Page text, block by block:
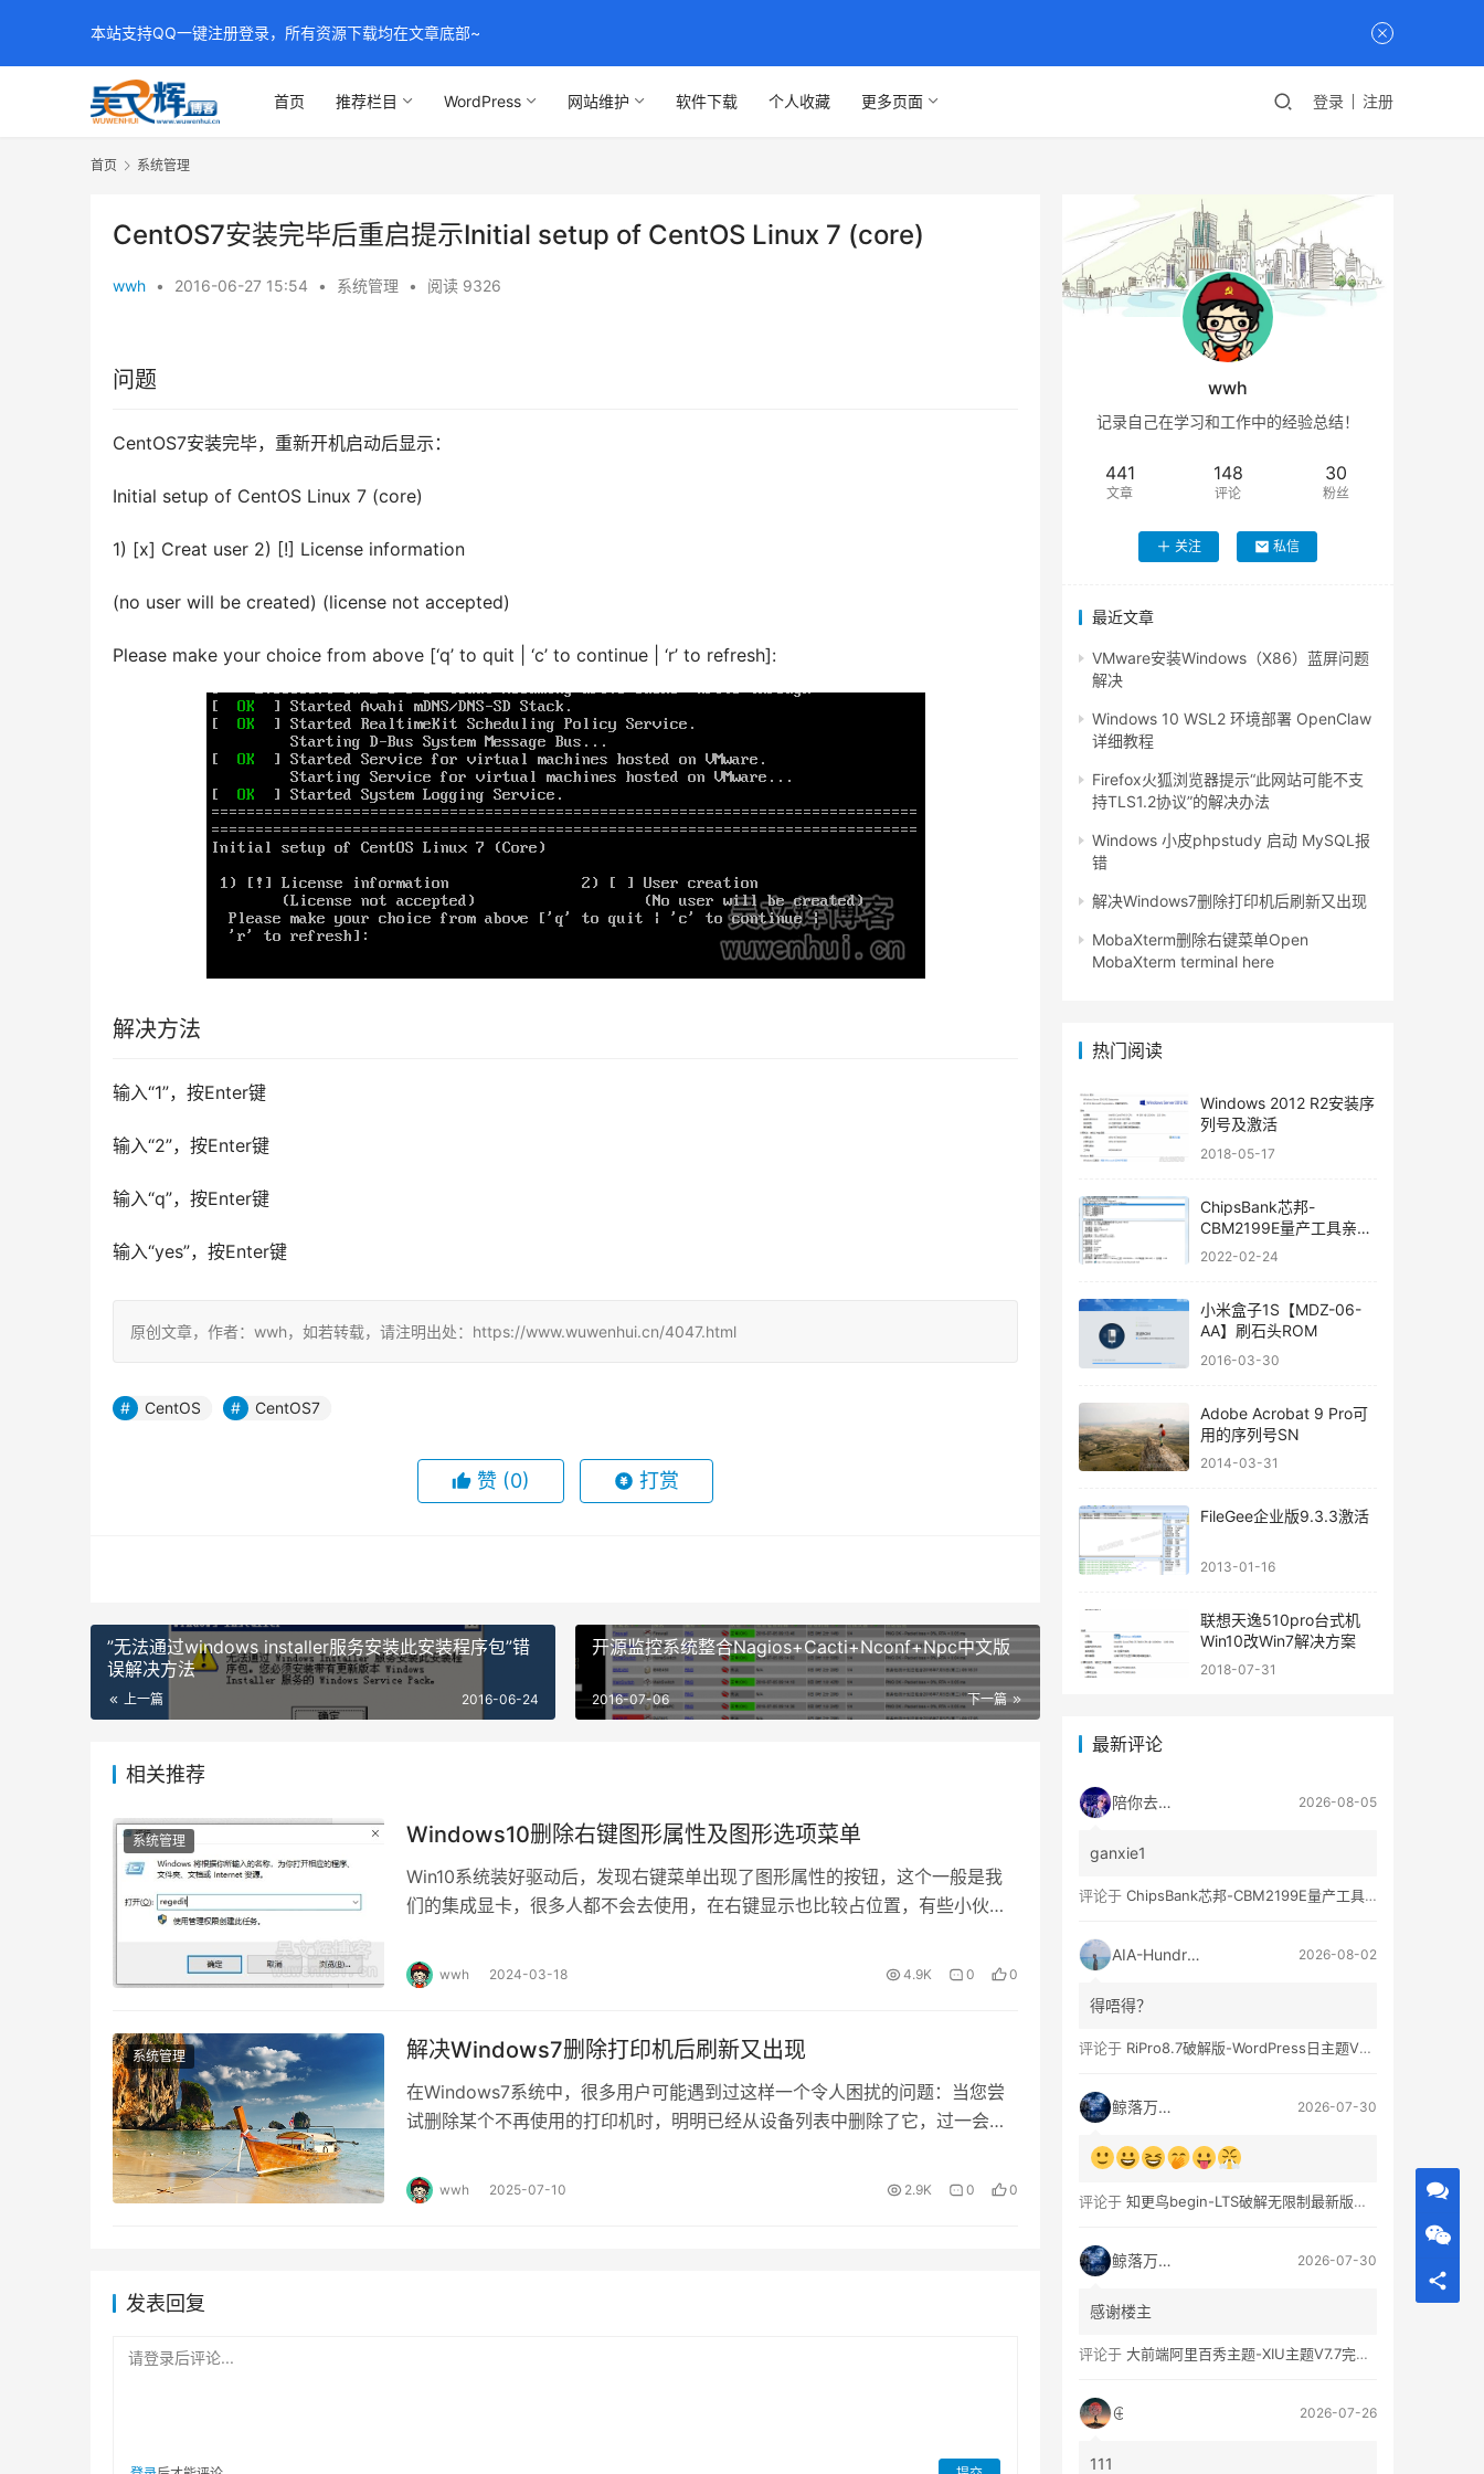
首页 推荐栏目 WordPress 网站维护 软件下载 个人收藏 更多页面 登录 注册
首页 系统管理
CentOS7安装完毕后重启提示Initial setup of CentOS Linux 7 (core)
wwh • 2016-06-27 15:54 • 系统管理 • 阅读 9326
问题
CentOS7安装完毕，重新开机启动后显示：
Initial setup of CentOS Linux 7 (core)
1) [x] Creat user 2) [!] License information
(no user will be created) (license not accepted)
Please make your choice from above [‘q’ to quit | ‘c’ to continue | ‘r’ to refresh]:
解决方法
输入“1”，按Enter键
输入“2”，按Enter键
输入“q”，按Enter键
输入“yes”，按Enter键
原创文章，作者：wwh，如若转载，请注明出处：https://www.wuwenhui.cn/4047.html
CentOS CentOS7
赞 (0) 打赏
”无法通过windows installer服务安装此安装程序包”错
误解决方法
上一篇 2016-06-24
开源监控系统整合Nagios+Cacti+Nconf+Npc中文版
下一篇
2016-07-06
相关推荐
系统管理 Windows10删除右键图形属性及图形选项菜单
Win10系统装好驱动后，发现右键菜单出现了图形属性的按钮，这个一般是我
们的集成显卡，很多人都不会去使用，在右键显示也比较占位置，有些小伙伴
wwh 2024-03-18 4.9K 0 0
系统管理 解决Windows7删除打印机后刷新又出现
在Windows7系统中，很多用户可能遇到过这样一个令人困扰的问题：当您尝
试删除某个不再使用的打印机时，明明已经从设备列表中删除了它，过一会儿
wwh 2025-07-10 2.9K 0 0
发表回复
请登录后评论...
wwh
记录自己在学习和工作中的经验总结！
441
文章
148
评论
30
粉丝
关注 私信
最近文章
VMware安装Windows（X86）蓝屏问题
解决
Windows 10 WSL2 环境部署 OpenClaw
详细教程
Firefox火狐浏览器提示“此网站可能不支
持TLS1.2协议”的解决办法
Windows 小皮phpstudy 启动 MySQL报
错
解决Windows7删除打印机后刷新又出现
MobaXterm删除右键菜单Open
MobaXterm terminal here
热门阅读
Windows 2012 R2安装序
列号及激活
2018-05-17
ChipsBank芯邦-
CBM2199E量产工具亲测
可用
2022-02-24
小米盒子1S【MDZ-06-
AA】刷石头ROM
2016-03-30
Adobe Acrobat 9 Pro可
用的序列号SN
2014-03-31
FileGee企业版9.3.3激活
2013-01-16
联想天逸510pro台式机
Win10改Win7解决方案
2018-07-31
最新评论
陪你去流浪 2026-08-05
ganxie1
评论于 ChipsBank芯邦-CBM2199E量产工具亲测可用
AIA-Hundred 2026-08-02
得唔得？
评论于 RiPro8.7破解版-WordPress日主题V8.7完整无限制版下载
鲸落万物生 2026-07-30
评论于 知更鸟begin-LTS破解无限制最新版WordPress主题模板
鲸落万物生 2026-07-30
感谢楼主
评论于 大前端阿里百秀主题-XIU主题V7.7完美破解无限制版
2026-07-26
111
本站支持QQ一键注册登录，所有资源下载均在文章底部~